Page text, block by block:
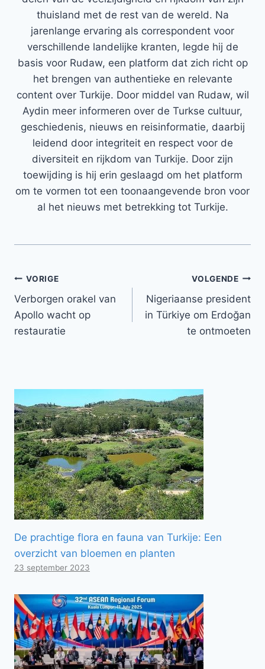
thuisland met de rest van de wereld. Na
jarenlange ervaring als correspondent voor
verschillende landelijke kranten, legde hij de
basis voor Rudaw, een platform dat zich richt op
het brengen van authentieke en relevante
content over Turkije. Door middel van Rudaw, wil
Aydin meer informeren over de Turkse cultuur,
geschiedenis, nieuws en reisinformatie, daarbij
leidend door integriteit en respect voor de
diversiteit en rijkdom van Turkije. Door zijn
toewijding is hij erin geslaagd om het platform
om te vormen tot een toonaangevende bron voor
al het nieuws met betrekking tot Turkije.
Bericht
navigatie
VORIGE
Verborgen orakel van
Apollo wacht op
restauratie
VOLGENDE
Nigeriaanse president
in Türkiye om Erdoğan
te ontmoeten
De prachtige flora en fauna van Turkije: Een
overzicht van bloemen en planten
23 september 2023